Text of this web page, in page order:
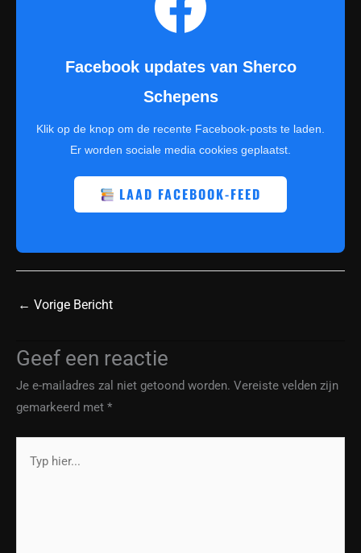
Facebook updates van Sherco
Schepens
Klik op de knop om de recente Facebook-posts te laden.
Er worden sociale media cookies geplaatst.
LAAD FACEBOOK-FEED
← Vorige Bericht
Geef een reactie
Je e-mailadres zal niet getoond worden. Vereiste velden zijn
gemarkeerd met *
hier...